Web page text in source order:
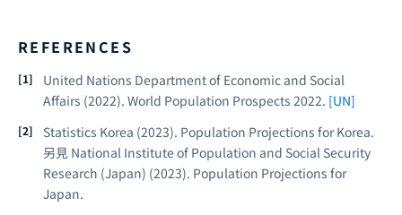
REFERENCES
United Nations Department of Economic and Social
Affairs (2022). World Population Prospects 2022. [UN]
Statistics Korea (2023). Population Projections for Korea.
另見 National Institute of Population and Social Security
Research (Japan) (2023). Population Projections for
Japan.